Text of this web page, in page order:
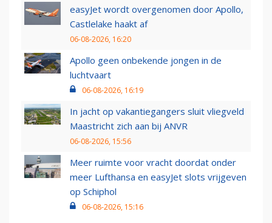
easyJet wordt overgenomen door Apollo,
Castlelake haakt af
06-08-2026, 16:20
Apollo geen onbekende jongen in de
luchtvaart
06-08-2026, 16:19
In jacht op vakantiegangers sluit vliegveld
Maastricht zich aan bij ANVR
06-08-2026, 15:56
Meer ruimte voor vracht doordat onder
meer Lufthansa en easyJet slots vrijgeven
op Schiphol
06-08-2026, 15:16